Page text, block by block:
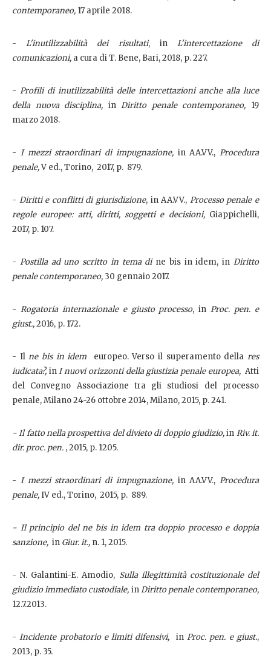
contemporaneo, 17 aprile 2018.
-L'inutilizzabilità dei risultati, in L'intercettazione di
comunicazioni, a cura di T. Bene, Bari, 2018, p. 227.
- Profili di inutilizzabilità delle intercettazioni anche alla luce
della nuova disciplina, inDiritto penale contemporaneo, 19
marzo 2018.
- I mezzi straordinari di impugnazione, in AA.VV., Procedura
penale,V ed., Torino, 2017, p. 879.
- Diritti e conflitti di giurisdizione, in AA.VV., Processo penale e
regole europee: atti, diritti, soggetti e decisioni,Giappichelli,
2017, p. 107.
- Postilla ad uno scritto in tema dine bis in idem, inDiritto
penale contemporaneo, 30 gennaio 2017.
- Rogatoria internazionale e giusto processo, inProc. pen. e
giust.,2016, p. 172.
- Ilne bis in idem europeo. Verso il superamento dellares
iudicata?, inI nuovi orizzonti della giustizia penale europea, Atti
del Convegno Associazione tra gli studiosi del processo
penale, Milano 24-26 ottobre 2014, Milano, 2015, p. 241.
- Il fatto nella prospettiva del divieto di doppio giudizio,in Riv. it.
dir. proc. pen. , 2015, p. 1205.
- I mezzi straordinari di impugnazione, in AA.VV., Procedura
penale,IV ed., Torino, 2015, p. 889.
- Il principio del ne bis in idem tra doppio processo e doppia
sanzione, in Giur. it., n. 1, 2015.
- N. Galantini-E. Amodio, Sulla illegittimità costituzionale del
giudizio immediato custodiale, inDiritto penale contemporaneo,
12.7.2013.
-Incidente probatorio e limiti difensivi, inProc. pen. e giust.,
2013, p. 35.